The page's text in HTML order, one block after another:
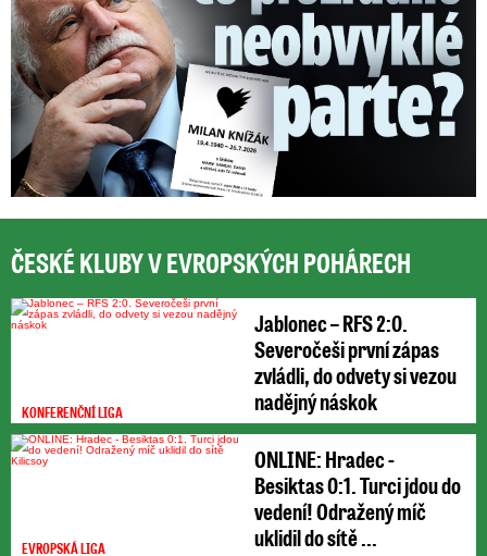
ČESKÉ KLUBY V EVROPSKÝCH POHÁRECH
KONFERENČNÍ LIGA
Jablonec – RFS 2:0.
Severočeši první zápas
zvládli, do odvety si vezou
nadějný náskok
EVROPSKÁ LIGA
ONLINE: Hradec -
Besiktas 0:1. Turci jdou do
vedení! Odražený míč
uklidil do sítě ...